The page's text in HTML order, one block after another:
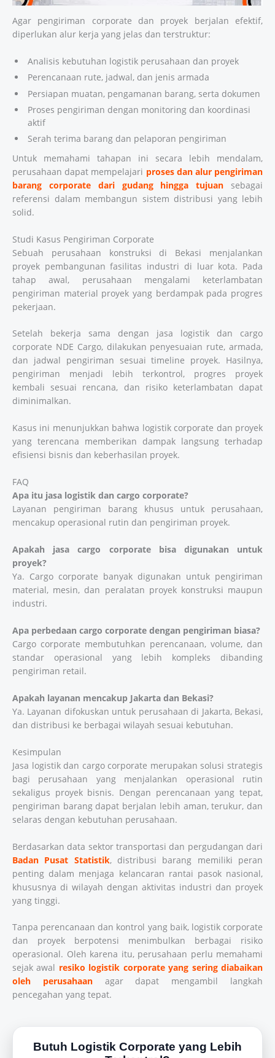
Agar pengiriman corporate dan proyek berjalan efektif,
diperlukan alur kerja yang jelas dan terstruktur:
Analisis kebutuhan logistik perusahaan dan proyek
Perencanaan rute, jadwal, dan jenis armada
Persiapan muatan, pengamanan barang, serta dokumen
Proses pengiriman dengan monitoring dan koordinasi
aktif
Serah terima barang dan pelaporan pengiriman
Untuk memahami tahapan ini secara lebih mendalam,
perusahaan dapat mempelajari proses dan alur pengiriman
barang corporate dari gudang hingga tujuan sebagai
referensi dalam membangun sistem distribusi yang lebih
solid.
Studi Kasus Pengiriman Corporate
Sebuah perusahaan konstruksi di Bekasi menjalankan
proyek pembangunan fasilitas industri di luar kota. Pada
tahap awal, perusahaan mengalami keterlambatan
pengiriman material proyek yang berdampak pada progres
pekerjaan.
Setelah bekerja sama dengan jasa logistik dan cargo
corporate NDE Cargo, dilakukan penyesuaian rute, armada,
dan jadwal pengiriman sesuai timeline proyek. Hasilnya,
pengiriman menjadi lebih terkontrol, progres proyek
kembali sesuai rencana, dan risiko keterlambatan dapat
diminimalkan.
Kasus ini menunjukkan bahwa logistik corporate dan proyek
yang terencana memberikan dampak langsung terhadap
efisiensi bisnis dan keberhasilan proyek.
FAQ
Apa itu jasa logistik dan cargo corporate?
Layanan pengiriman barang khusus untuk perusahaan,
mencakup operasional rutin dan pengiriman proyek.
Apakah jasa cargo corporate bisa digunakan untuk
proyek?
Ya. Cargo corporate banyak digunakan untuk pengiriman
material, mesin, dan peralatan proyek konstruksi maupun
industri.
Apa perbedaan cargo corporate dengan pengiriman biasa?
Cargo corporate membutuhkan perencanaan, volume, dan
standar operasional yang lebih kompleks dibanding
pengiriman retail.
Apakah layanan mencakup Jakarta dan Bekasi?
Ya. Layanan difokuskan untuk perusahaan di Jakarta, Bekasi,
dan distribusi ke berbagai wilayah sesuai kebutuhan.
Kesimpulan
Jasa logistik dan cargo corporate merupakan solusi strategis
bagi perusahaan yang menjalankan operasional rutin
sekaligus proyek bisnis. Dengan perencanaan yang tepat,
pengiriman barang dapat berjalan lebih aman, terukur, dan
selaras dengan kebutuhan perusahaan.
Berdasarkan data sektor transportasi dan pergudangan dari
Badan Pusat Statistik, distribusi barang memiliki peran
penting dalam menjaga kelancaran rantai pasok nasional,
khususnya di wilayah dengan aktivitas industri dan proyek
yang tinggi.
Tanpa perencanaan dan kontrol yang baik, logistik corporate
dan proyek berpotensi menimbulkan berbagai risiko
operasional. Oleh karena itu, perusahaan perlu memahami
sejak awal resiko logistik corporate yang sering diabaikan
oleh perusahaan
agar dapat mengambil langkah
pencegahan yang tepat.
Butuh Logistik Corporate yang Lebih